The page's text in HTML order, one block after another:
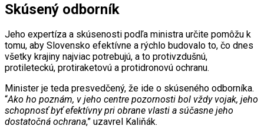
Skúsený odborník
Jeho expertíza a skúsenosti podľa ministra určite pomôžu k
tomu, aby Slovensko efektívne a rýchlo budovalo to, čo dnes
všetky krajiny najviac potrebujú, a to protivzdušnú,
protileteckú, protiraketovú a protidronovú ochranu.
Minister je teda presvedčený, že ide o skúseného odborníka.
“Ako ho poznám, v jeho centre pozornosti bol vždy vojak, jeho
schopnosť byť efektívny pri obrane vlasti a súčasne jeho
dostatočná ochrana,” uzavrel Kaliňák.